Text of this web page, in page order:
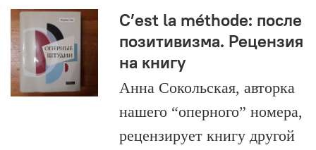
C’est la méthode: после
позитивизма. Рецензия
на книгу
Анна Сокольская, авторка
нашего “оперного” номера,
рецензирует книгу другой